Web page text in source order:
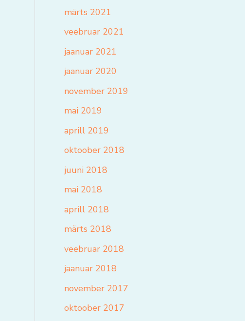
märts 2021
veebruar 2021
jaanuar 2021
jaanuar 2020
november 2019
mai 2019
aprill 2019
oktoober 2018
juuni 2018
mai 2018
aprill 2018
märts 2018
veebruar 2018
jaanuar 2018
november 2017
oktoober 2017